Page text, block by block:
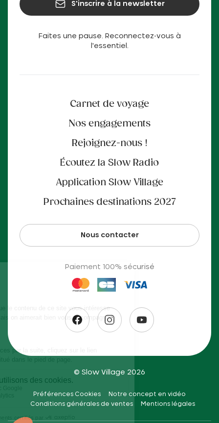
Faites une pause. Reconnectez-vous à
l'essentiel.
Carnet de voyage
Nos engagements
Rejoignez-nous !
Écoutez la Slow Radio
Application Slow Village
Prochaines destinations 2027
Nous contacter
Paiement 100% sécurisé
S'inscrire à la newsletter
© Slow Village 2026
Préférences Cookies
Notre concept en vidéo
Conditions générales de ventes
Mentions légales